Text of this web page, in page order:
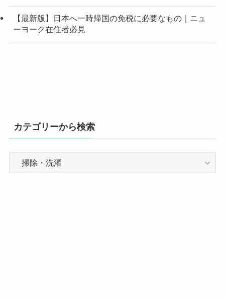
【最新版】日本へ一時帰国の免税に必要なもの｜ニュ
ーヨーク在住者必見
カテゴリーから検索